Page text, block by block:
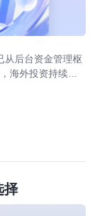
从后台资金管理枢
海外投资持续增
地成为破解跨境
企业实践，推出
择